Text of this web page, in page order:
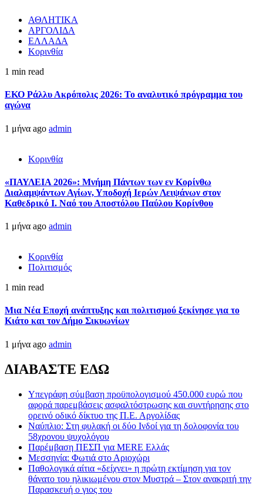
ΑΘΛΗΤΙΚΑ
ΑΡΓΟΛΙΔΑ
ΕΛΛΑΔΑ
Κορινθία
1 min read
ΕΚΟ Ράλλυ Ακρόπολις 2026: Το αναλυτικό πρόγραμμα του
αγώνα
1 μήνα ago admin
Κορινθία
«ΠΑΥΛΕΙΑ 2026»: Μνήμη Πάντων των εν Κορίνθω
Διαλαμψάντων Αγίων, Υποδοχή Ιερών Λειψάνων στον
Καθεδρικό Ι. Ναό του Αποστόλου Παύλου Κορίνθου
1 μήνα ago admin
Κορινθία
Πολιτισμός
1 min read
Μια Νέα Εποχή ανάπτυξης και πολιτισμού ξεκίνησε για το
Κιάτο και τον Δήμο Σικυωνίων
1 μήνα ago admin
ΔΙΑΒΑΣΤΕ ΕΔΩ
Υπεγράφη σύμβαση προϋπολογισμού 450.000 ευρώ που
αφορά παρεμβάσεις ασφαλτόστρωσης και συντήρησης στο
ορεινό οδικό δίκτυο της Π.Ε. Αργολίδας
Ναύπλιο: Στη φυλακή οι δύο Ινδοί για τη δολοφονία του
58χρονου ψυχολόγου
Παρέμβαση ΠΕΣΠ για MERE Ελλάς
Μεσσηνία: Φωτιά στο Αριοχώρι
Παθολογικά αίτια «δείχνει» η πρώτη εκτίμηση για τον
θάνατο του ηλικιωμένου στον Μυστρά – Στον ανακριτή την
Παρασκευή ο γιος του